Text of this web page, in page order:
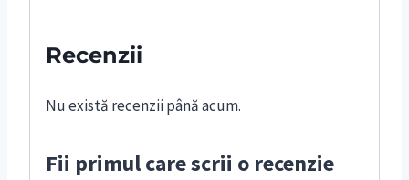
Recenzii
Nu există recenzii până acum.
Fii primul care scrii o recenzie